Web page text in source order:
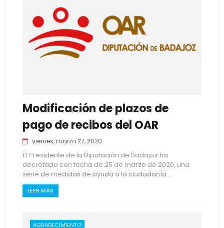
Modificación de plazos de
pago de recibos del OAR
viernes, marzo 27, 2020
El Presidente de la Diputación de Badajoz ha
decretado con fecha de 25 de marzo de 2020, una
serie de medidas de ayuda a la ciudadanía ...
LEER MÁS
AGRADECIMIENTO